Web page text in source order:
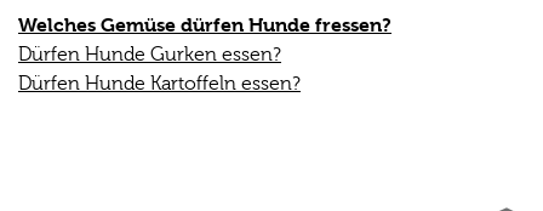
Welches Gemüse dürfen Hunde fressen?
Dürfen Hunde Gurken essen?
Dürfen Hunde Kartoffeln essen?